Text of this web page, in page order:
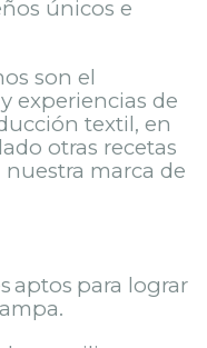
únicos e
son el
experiencias de
textil, en
otras recetas
marca de
aptos para lograr